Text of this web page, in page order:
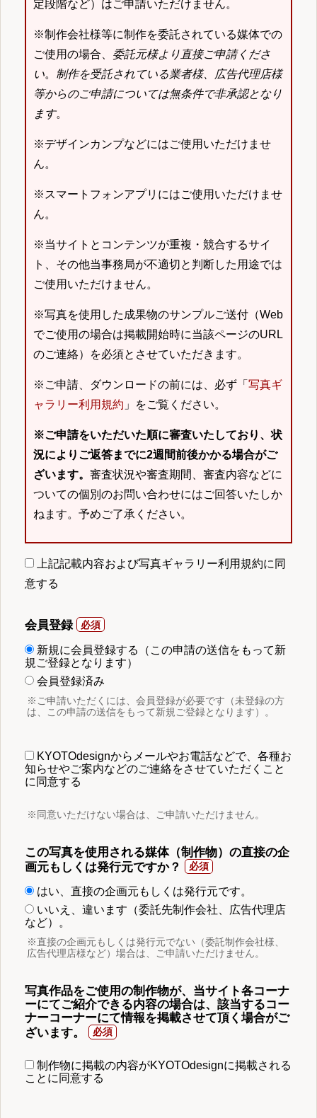
定段階など）はご申請いただけません。
※制作会社様等に制作を委託されている媒体での
ご使用の場合、 委託元様より直接ご申請くださ
い。 制作を受託されている業者様、広告代理店様
等からのご申請については無条件で非承認となり
ます。
※デザインカンプなどにはご使用いただけませ
ん。
※スマートフォンアプリにはご使用いただけませ
ん。
※当サイトとコンテンツが重複・競合するサイ
ト、その他当事務局が不適切と判断した用途では
ご使用いただけません。
※写真を使用した成果物のサンプルご送付（Web
でご使用の場合は掲載開始時に当該ページのURL
のご連絡）を必須とさせていただきます。
※ご申請、ダウンロードの前には、必ず「 写真ギ
ャラリー利用規約 」をご覧ください。
※ご申請をいただいた順に審査いたしており、状
況によりご返答までに2週間前後かかる場合がご
ざいます。 審査状況や審査期間、審査内容などに
ついての個別のお問い合わせにはご回答いたしか
ねます。予めご了承ください。
上記記載内容および写真ギャラリー利用規約に同
意する
会員登録
新規に会員登録する（この申請の送信をもって新
規ご登録となります）
会員登録済み
※ご申請いただくには、会員登録が必要です（未登録の方
は、この申請の送信をもって新規ご登録となります）。
KYOTOdesignからメールやお電話などで、各種お
知らせやご案内などのご連絡をさせていただくこと
に同意する
※同意いただけない場合は、ご申請いただけません。
この写真を使用される媒体（制作物）の直接の企
画元もしくは発行元ですか？
はい、直接の企画元もしくは発行元です。
いいえ、違います（委託先制作会社、広告代理店
など）。
※直接の企画元もしくは発行元でない（委託制作会社様、
広告代理店様など）場合は、ご申請いただけません。
写真作品をご使用の制作物が、当サイト各コーナ
ーにてご紹介できる内容の場合は、該当するコー
ナーコーナーにて情報を掲載させて頂く場合がご
ざいます。
制作物に掲載の内容がKYOTOdesignに掲載される
ことに同意する